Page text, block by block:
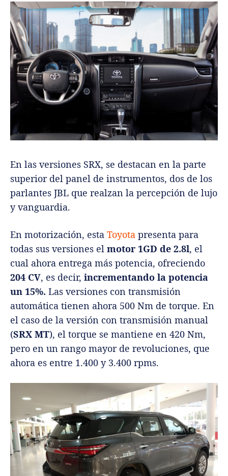
En las versiones SRX, se destacan en la parte
superior del panel de instrumentos, dos de los
parlantes JBL que realzan la percepción de lujo
y vanguardia.
En motorización, esta Toyota presenta para
todas sus versiones el motor 1GD de 2.8l, el
cual ahora entrega más potencia, ofreciendo
204 CV, es decir, incrementando la potencia
un 15%. Las versiones con transmisión
automática tienen ahora 500 Nm de torque. En
el caso de la versión con transmisión manual
(SRX MT), el torque se mantiene en 420 Nm,
pero en un rango mayor de revoluciones, que
ahora es entre 1.400 y 3.400 rpms.